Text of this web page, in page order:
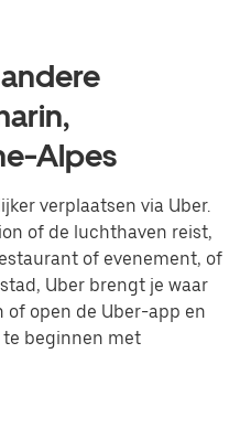
Alpes
verplaatsen via Uber.
of de luchthaven reist,
of evenement, of
Uber brengt je waar
of open de Uber-app en
beginnen met